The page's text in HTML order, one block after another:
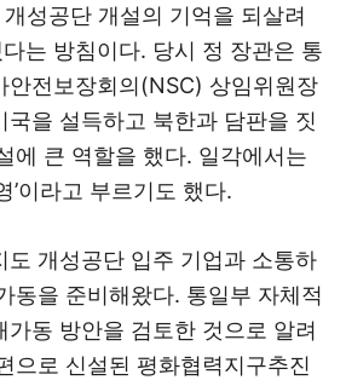
성공단 개설의 기억을 되살려
는 방침이다. 당시 정 장관은 통
안전보장회의(NSC) 상임위원장
국을 설득하고 북한과 담판을 짓
에 큰 역할을 했다. 일각에서는
’이라고 부르기도 했다.
도 개성공단 입주 기업과 소통하
동을 준비해왔다. 통일부 자체적
가동 방안을 검토한 것으로 알려
으로 신설된 평화협력지구추진